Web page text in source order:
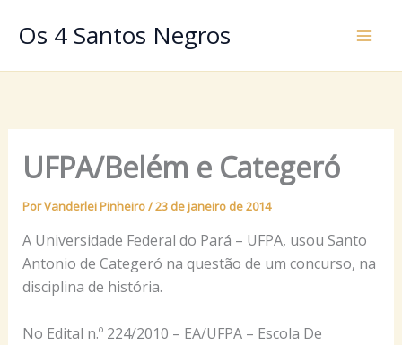
paraOs 4 Santos Negros
UFPA/Belém e Categeró
PorVanderlei Pinheiro/23 de janeiro de 2014
A Universidade Federal do Pará – UFPA, usou Santo
Antonio de Categeró na questão de um concurso, na
disciplina de história.
No Edital n.º 224/2010 – EA/UFPA – Escola De